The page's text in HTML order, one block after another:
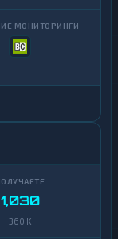
1,030
360 K